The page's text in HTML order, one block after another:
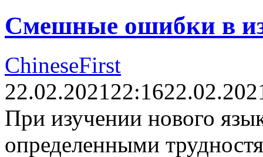
Смешные ошибки в
ChineseFirst
22.02.202122:16
При изучении нового
определенными